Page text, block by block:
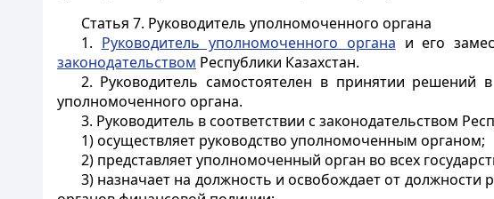
Статья 7. Руководитель уполномоченного органа
1. Руководитель уполномоченного органа и его
законодательством Республики Казахстан.
2. Руководитель самостоятелен в принятии решений
уполномоченного органа.
3. Руководитель в соответствии с законодательством
1) осуществляет руководство уполномоченным органом;
2) представляет уполномоченный орган во всех
3) назначает на должность и освобождает от должности